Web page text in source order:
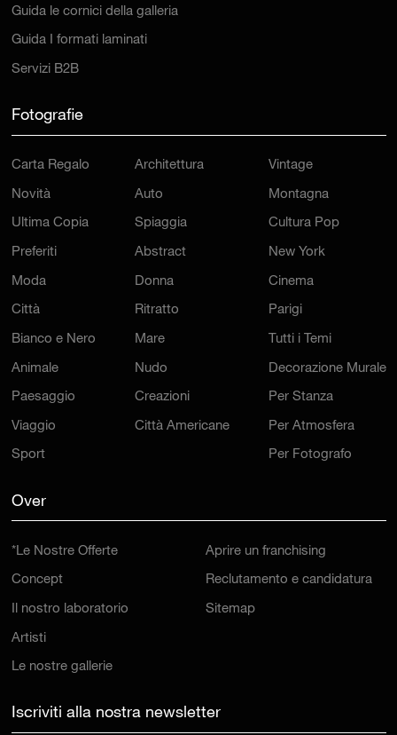
Guida le cornici della galleria
Guida I formati laminati
Servizi B2B
Fotografie
Carta Regalo
Novità
Ultima Copia
Preferiti
Moda
Città
Bianco e Nero
Animale
Paesaggio
Viaggio
Sport
Architettura
Auto
Spiaggia
Abstract
Donna
Ritratto
Mare
Nudo
Creazioni
Città Americane
Vintage
Montagna
Cultura Pop
New York
Cinema
Parigi
Tutti i Temi
Decorazione Murale
Per Stanza
Per Atmosfera
Per Fotografo
Over
*Le Nostre Offerte
Concept
Il nostro laboratorio
Artisti
Le nostre gallerie
Aprire un franchising
Reclutamento e candidatura
Sitemap
Iscriviti alla nostra newsletter